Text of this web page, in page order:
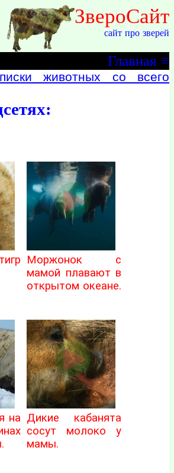
ЗвероСайт
сайт про зверей
≡
Главная
животных со всего
Моржонок с
мамой плавают в
открытом океане.
на Дикие кабанята
сосут молоко у
мамы.